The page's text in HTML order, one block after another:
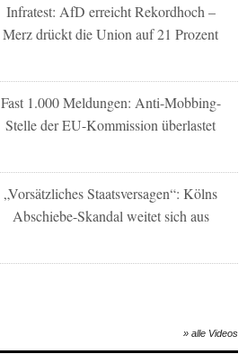
Infratest: AfD erreicht Rekordhoch –
Merz drückt die Union auf 21 Prozent
Fast 1.000 Meldungen: Anti-Mobbing-
Stelle der EU-Kommission überlastet
„Vorsätzliches Staatsversagen“: Kölns
Abschiebe-Skandal weitet sich aus
» alle Videos